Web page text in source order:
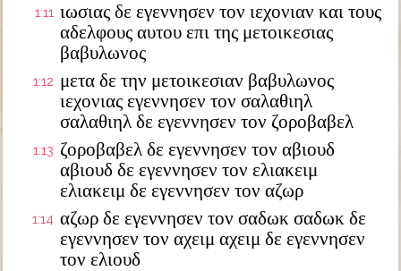
1:11 ιωσιας δε εγεννησεν τον ιεχονιαν και τους
αδελφους αυτου επι της μετοικεσιας
βαβυλωνος
1:12 μετα δε την μετοικεσιαν βαβυλωνος
ιεχονιας εγεννησεν τον σαλαθιηλ
σαλαθιηλ δε εγεννησεν τον ζοροβαβελ
1:13 ζοροβαβελ δε εγεννησεν τον αβιουδ
αβιουδ δε εγεννησεν τον ελιακειμ
ελιακειμ δε εγεννησεν τον αζωρ
1:14 αζωρ δε εγεννησεν τον σαδωκ σαδωκ δε
εγεννησεν τον αχειμ αχειμ δε εγεννησεν
τον ελιουδ